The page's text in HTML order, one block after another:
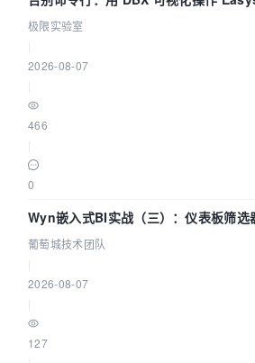
极限实验室
2026-08-07
466
0
Wyn嵌入式BI实战（三）：仪表板筛
闭环
葡萄城技术团队
2026-08-07
127